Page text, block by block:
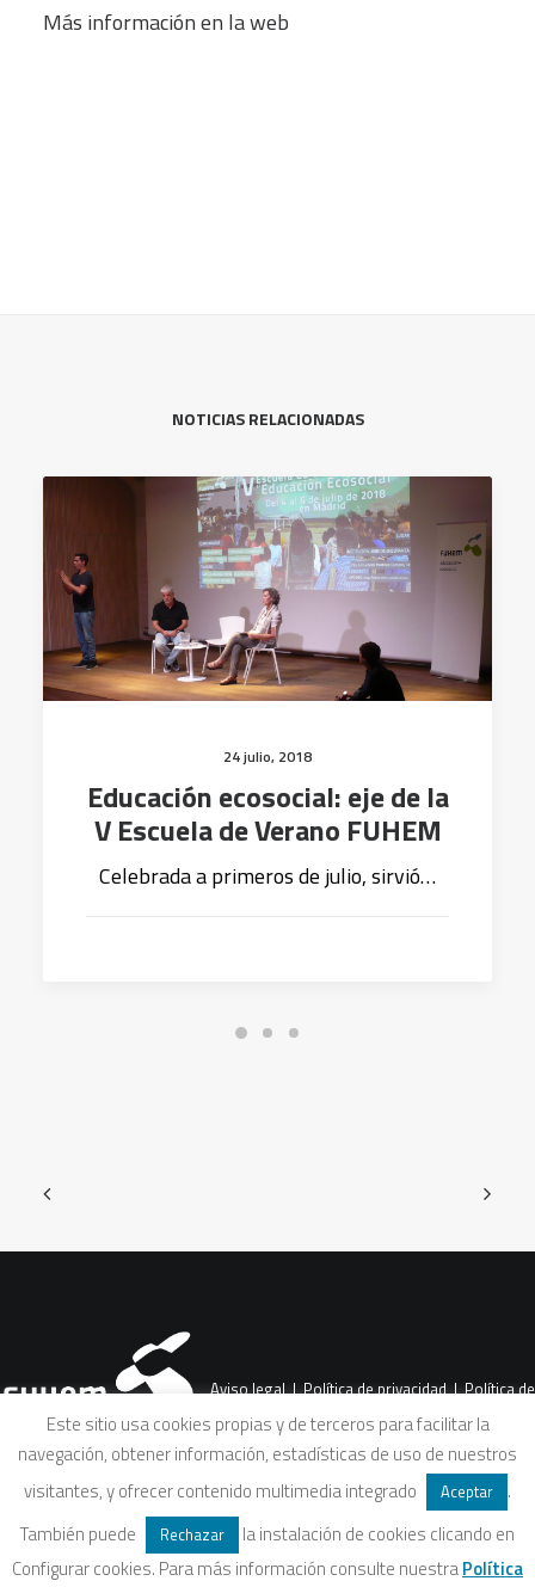
Más información en la web
NOTICIAS RELACIONADAS
24 julio, 2018
Educación ecosocial: eje de la
V Escuela de Verano FUHEM
Celebrada a primeros de julio, sirvió…
Aviso legal|Política de privacidad|Política de
Este sitio usa cookies propias y de terceros para facilitar la
navegación, obtener información, estadísticas de uso de nuestros
visitantes, y ofrecer contenido multimedia integrado
Aceptar
.
También puede
Rechazar
la instalación de cookies clicando en
Configurar cookies. Para más información consulte nuestraPolítica